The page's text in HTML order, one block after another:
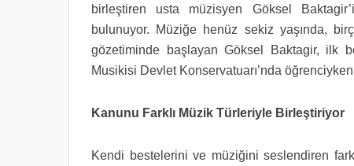
birleştiren usta müzisyen Göksel
bulunuyor.
Müziğe henüz sekiz yaşında,
gözetiminde başlayan Göksel Baktagir, ilk
Musikisi Devlet Konservatuarı’nda öğrenciyken
Kanunu Farklı Müzik Türleriyle Birleştiriyor
Kendi bestelerini ve müziğini seslendiren